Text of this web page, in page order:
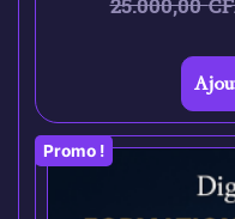
Promo !